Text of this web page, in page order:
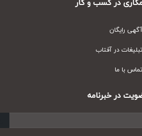
در کسب و کار
رایگان
در آفتاب
با ما
در خبرنامه